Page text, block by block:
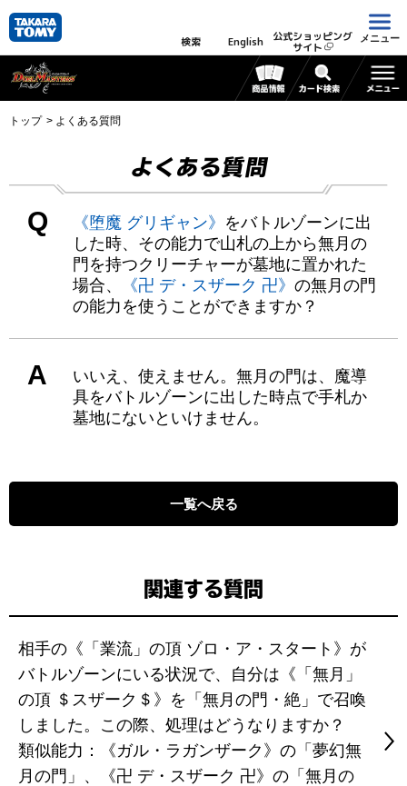
検索 English 公式ショッピング
サイト
メニュー
トップ よくある質問
よくある質問
Q 《堕魔 グリギャン》 をバトルゾーンに出
した時、その能力で山札の上から無月の
門を持つクリーチャーが墓地に置かれた
場合、
《卍 デ・スザーク 卍》 の無月の門
の能力を使うことができますか？
A
いいえ、使えません。無月の門は、魔導
具をバトルゾーンに出した時点で手札か
墓地にないといけません。
一覧へ戻る
関連する質問
相手の《「業流」の頂 ゾロ・ア・スタート》が
バトルゾーンにいる状況で、自分は《「無月」
の頂 ＄スザーク＄》を「無月の門・絶」で召喚
しました。この際、処理はどうなりますか？
類似能力：《ガル・ラガンザーク》の「夢幻無
月の門」、《卍 デ・スザーク 卍》の「無月の